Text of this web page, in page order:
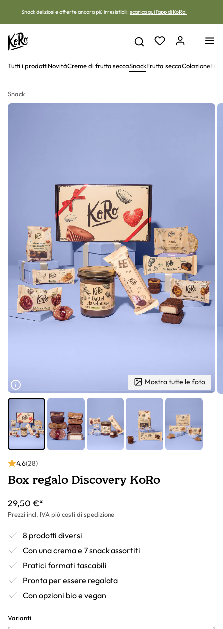
Snack deliziosi e offerte ancora più irresistibili: scarica qui l'app di KoRo!
Tutti i prodottiNovitàCreme di frutta seccaSnackFrutta seccaColazione
Snack
Mostra tutte le foto
4.6(28)
Box regalo Discovery KoRo
29,50 €*
Prezzi incl. IVA più costi di spedizione
8 prodotti diversi
Con una crema e 7 snack assortiti
Pratici formati tascabili
Pronta per essere regalata
Con opzioni bio e vegan
Varianti